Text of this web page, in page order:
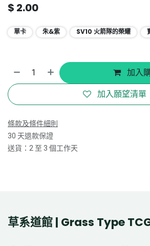
$ 2.00
單卡 朱&紫 SV10 火箭隊的榮耀
加入
加入願望清單
條款及條件細則
30 天退款保證
送貨：2 至 3 個工作天
草系道館 | Grass Type